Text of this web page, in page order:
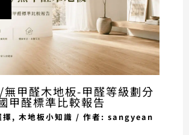
甲醛木地板-甲醛等級劃分
甲醛標準比較報告
擇, 木地板小知識 / 作者: sangyean